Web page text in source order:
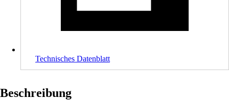
Technisches Datenblatt
Beschreibung